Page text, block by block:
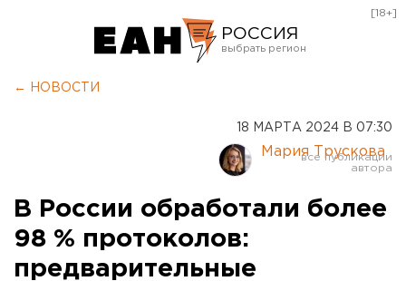
РОССИЯ
Курган
Оренбург
[18+]
← НОВОСТИ
18 МАРТА 2024 В 07:30
Мария Трускова
В России обработали более
98 % протоколов:
предварительные